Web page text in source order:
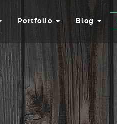
Portfolio Blog